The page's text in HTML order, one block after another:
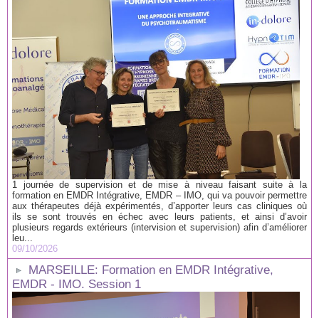
1 journée de supervision et de mise à niveau faisant suite à la
formation en EMDR Intégrative, EMDR – IMO, qui va pouvoir permettre
aux thérapeutes déjà expérimentés, d’apporter leurs cas cliniques où
ils se sont trouvés en échec avec leurs patients, et ainsi d’avoir
plusieurs regards extérieurs (intervision et supervision) afin d’améliorer
leu...
09/10/2026
MARSEILLE: Formation en EMDR Intégrative,
EMDR - IMO. Session 1